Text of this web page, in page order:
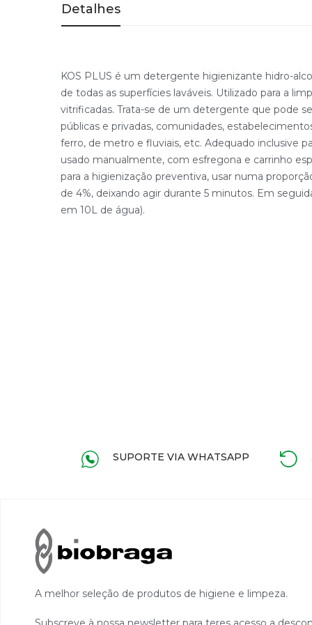
Detalhes
KOS PLUS é um detergente higienizante hidro-
de todas as superfícies laváveis. Utilizado para a
vitrificadas. Trata-se de um detergente que pode
públicas e privadas, comunidades,
ferro, de metro e fluviais, etc. Adequado inclusive
usado manualmente, com esfregona e carrinho
para a higienização preventiva, usar numa
de 4%, deixando agir durante 5 minutos. Em
em 10L de água).
SUPORTE VIA WHATSAPP
A melhor seleção de produtos de higiene e limpeza.